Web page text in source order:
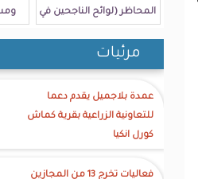
المحاظر (لوائح الناجحين في
مرئيات
عمدة بلاجميل يقدم دعما
للتعاونية الزراعية بقرية كماش
كورل انكيا
فعاليات تخرج 13 من المجازين